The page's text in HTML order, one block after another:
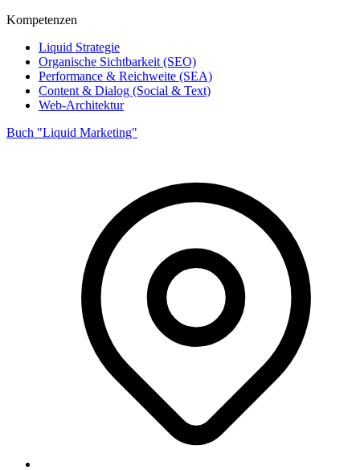
Kompetenzen
Liquid Strategie
Organische Sichtbarkeit (SEO)
Performance & Reichweite (SEA)
Content & Dialog (Social & Text)
Web-Architektur
Buch "Liquid Marketing"